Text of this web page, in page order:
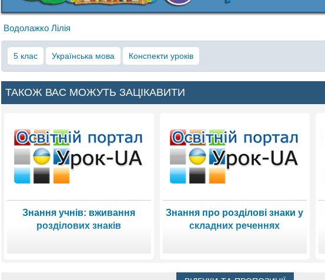
Водолажко Лілія
5 клас Українська мова Конспекти уроків
ТАКОЖ ВАС МОЖУТЬ ЗАЦІКАВИТИ
Знання учнів: вживання
розділових знаків
Знання про розділові знаки у
складних реченнях